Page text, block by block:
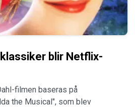
blir Netflix-
filmen baseras på
the Musical", som blev